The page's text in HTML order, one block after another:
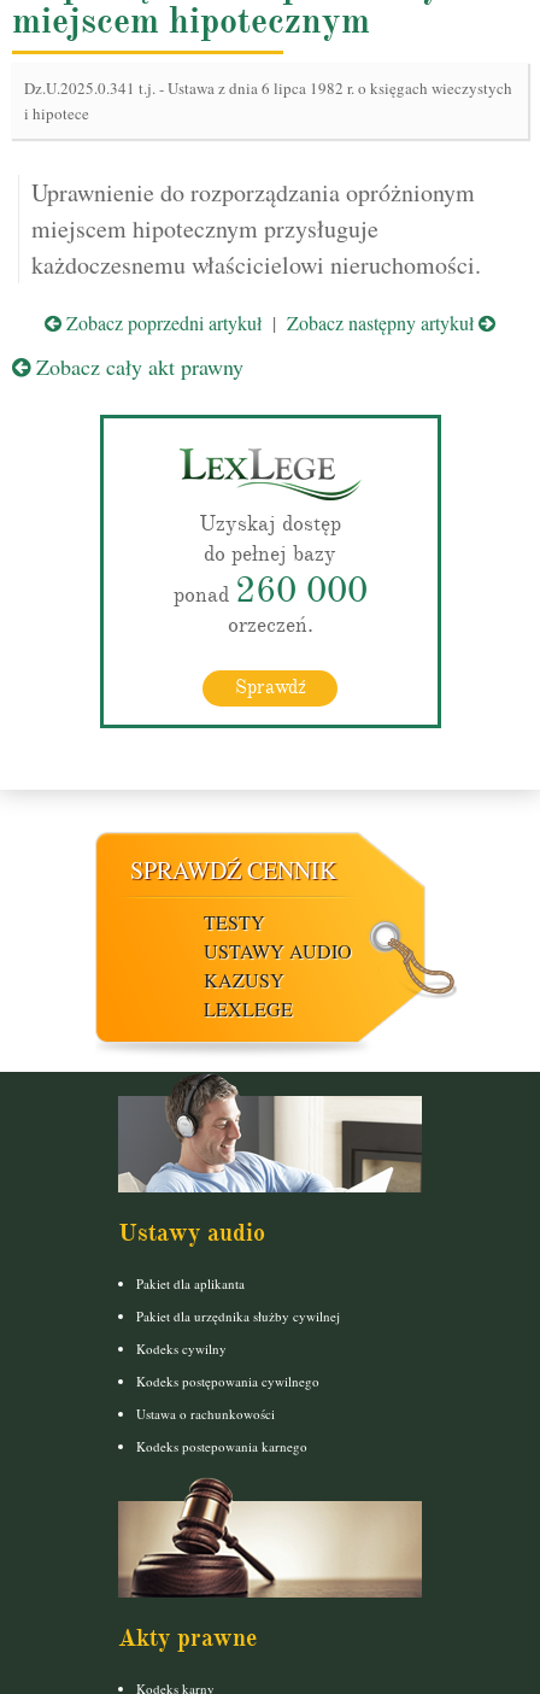
miejscem hipotecznym
Dz.U.2025.0.341 t.j.-Ustawa z dnia 6 lipca 1982 r. o księgach wieczystych
i hipotece
Uprawnienie do rozporządzania opróżnionym
miejscem hipotecznym przysługuje
każdoczesnemu właścicielowi nieruchomości.
Zobacz poprzedni artykuł | Zobacz następny artykuł
Zobacz cały akt prawny
Uzyskaj dostęp
do pełnej bazy
ponad 260 000
orzeczeń.
Sprawdź
SPRAWDŹ CENNIK
TESTY
USTAWY AUDIO
KAZUSY
LEXLEGE
Ustawy audio
Pakiet dla aplikanta
Pakiet dla urzędnika służby cywilnej
Kodeks cywilny
Kodeks postępowania cywilnego
Ustawa o rachunkowości
Kodeks postepowania karnego
Akty prawne
Kodeks karny